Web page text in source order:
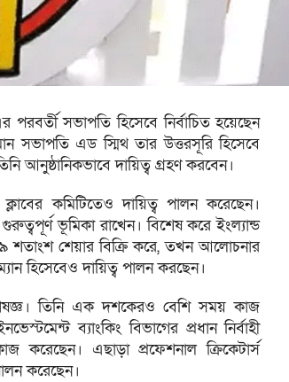
পরবর্তী সভাপতি হিসেবে নির্বাচিত হয়েছেন
সভাপতি এড স্মিথ তার উত্তরসূরি হিসেবে
আনুষ্ঠানিকভাবে দায়িত্ব গ্রহণ করবেন।
কমিটিতেও দায়িত্ব পালন করেছেন।
ভূমিকা রাখেন। বিশেষ করে ইংল্যান্ড
শতাংশ শেয়ার বিক্রি করে, তখন আলোচনার
হিসেবেও দায়িত্ব পালন করছেন।
তিনি এক দশকেরও বেশি সময় কাজ
ব্যাংকিং বিভাগের প্রধান নির্বাহী
করেছেন। এছাড়া প্রফেশনাল ক্রিকেটার্স
করেছেন।